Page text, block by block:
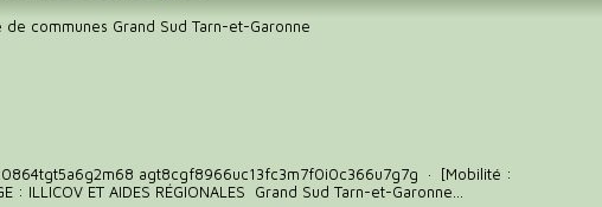
de communes Grand Sud Tarn-et-Garonne
agt8cgf8966uc13fc3m7f0i0c366u7g7g · [Mobilité :
: ILLICOV ET AIDES RÉGIONALES Grand Sud Tarn-et-Garonne...